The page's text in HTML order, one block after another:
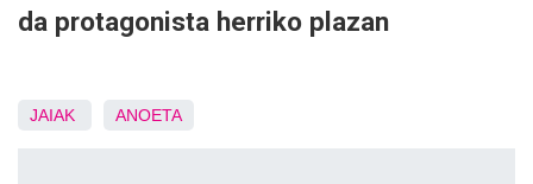
da protagonista herriko plazan
JAIAK ANOETA